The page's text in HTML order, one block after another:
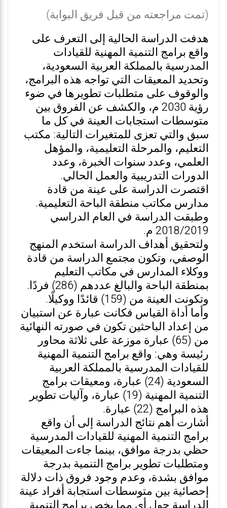
(تمت مراجعته من قبل فريق البوابة)
هدفت الدراسة الحالية إلى التعرف على
واقع برامج التنمية المهنية للقيادات
المدرسية بالمملكة العربية السعودية،
وتحديد المعيقات التي تواجه هذه البرامج،
والوقوف على متطلبات تطويرها في ضوء
رؤية 2030 م، والكشف عن الفروق بين
متوسطات استجابات العينة في كل ما
سبق والتي تعزى للمتغيرات التالية: مكتب
التعليم، والمرحلة التعليمية، والمؤهل
العلمي، وعدد سنوات الخبرة، وعدد
الدورات التدريبية والعمل الحالي.
اقتصرت الدراسة على عينة من قادة
مدارس مكاتب منطقة الباحة التعليمية.
وطبقت الدراسة في العام الدراسي
2018/2019 م.
ولتحقيق أهداف الدراسة استخدم المنهج
الوصفي، وتكون مجتمع الدراسة من قادة
ووكلاء المدارس في مكاتب التعليم
بمنطقة الباحة والبالغ عددهم (286) فردًا.
وتكونت العينة من (159) قائدًا ووكيلًا.
وأما أداة القياس فكانت عبارة عن استبيان
من إعداد الباحثين تكون في صورته النهائية
من (65) عبارة موزعة على ثلاثة محاور
رئيسة وهي: واقع برامج التنمية المهنية
للقيادات المدرسية بالمملكة العربية
السعودية (24) عبارة، ومعيقات برامج
التنمية المهنية (19) عبارة، وآليات تطوير
هذه البرامج (22) عبارة.
أشارت أهم نتائج الدراسة إلى أن واقع
برامج التنمية المهنية للقيادات المدرسية
حظي بدرجة موافق، بينما جاءت المعيقات
ومتطلبات تطوير برامج التنمية بدرجة
موافق بشدة، وعدم وجود فروق ذات دلالة
إحصائية بين متوسطات استجابة أفراد عينة